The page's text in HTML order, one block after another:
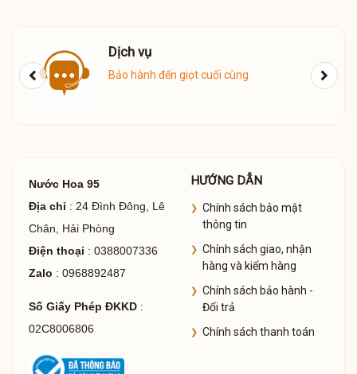
Dịch vụ
Bảo hành đến giọt cuối cùng
Nước Hoa 95
Địa chỉ : 24 Đình Đông, Lê
Chân, Hải Phòng
Điện thoại : 0388007336
Zalo : 0968892487
Số Giấy Phép ĐKKD:
02C8006806
HƯỚNG DẪN
Chính sách bảo mật
thông tin
Chính sách giao, nhận
hàng và kiểm hàng
Chính sách bảo hành -
Đổi trả
Chính sách thanh toán